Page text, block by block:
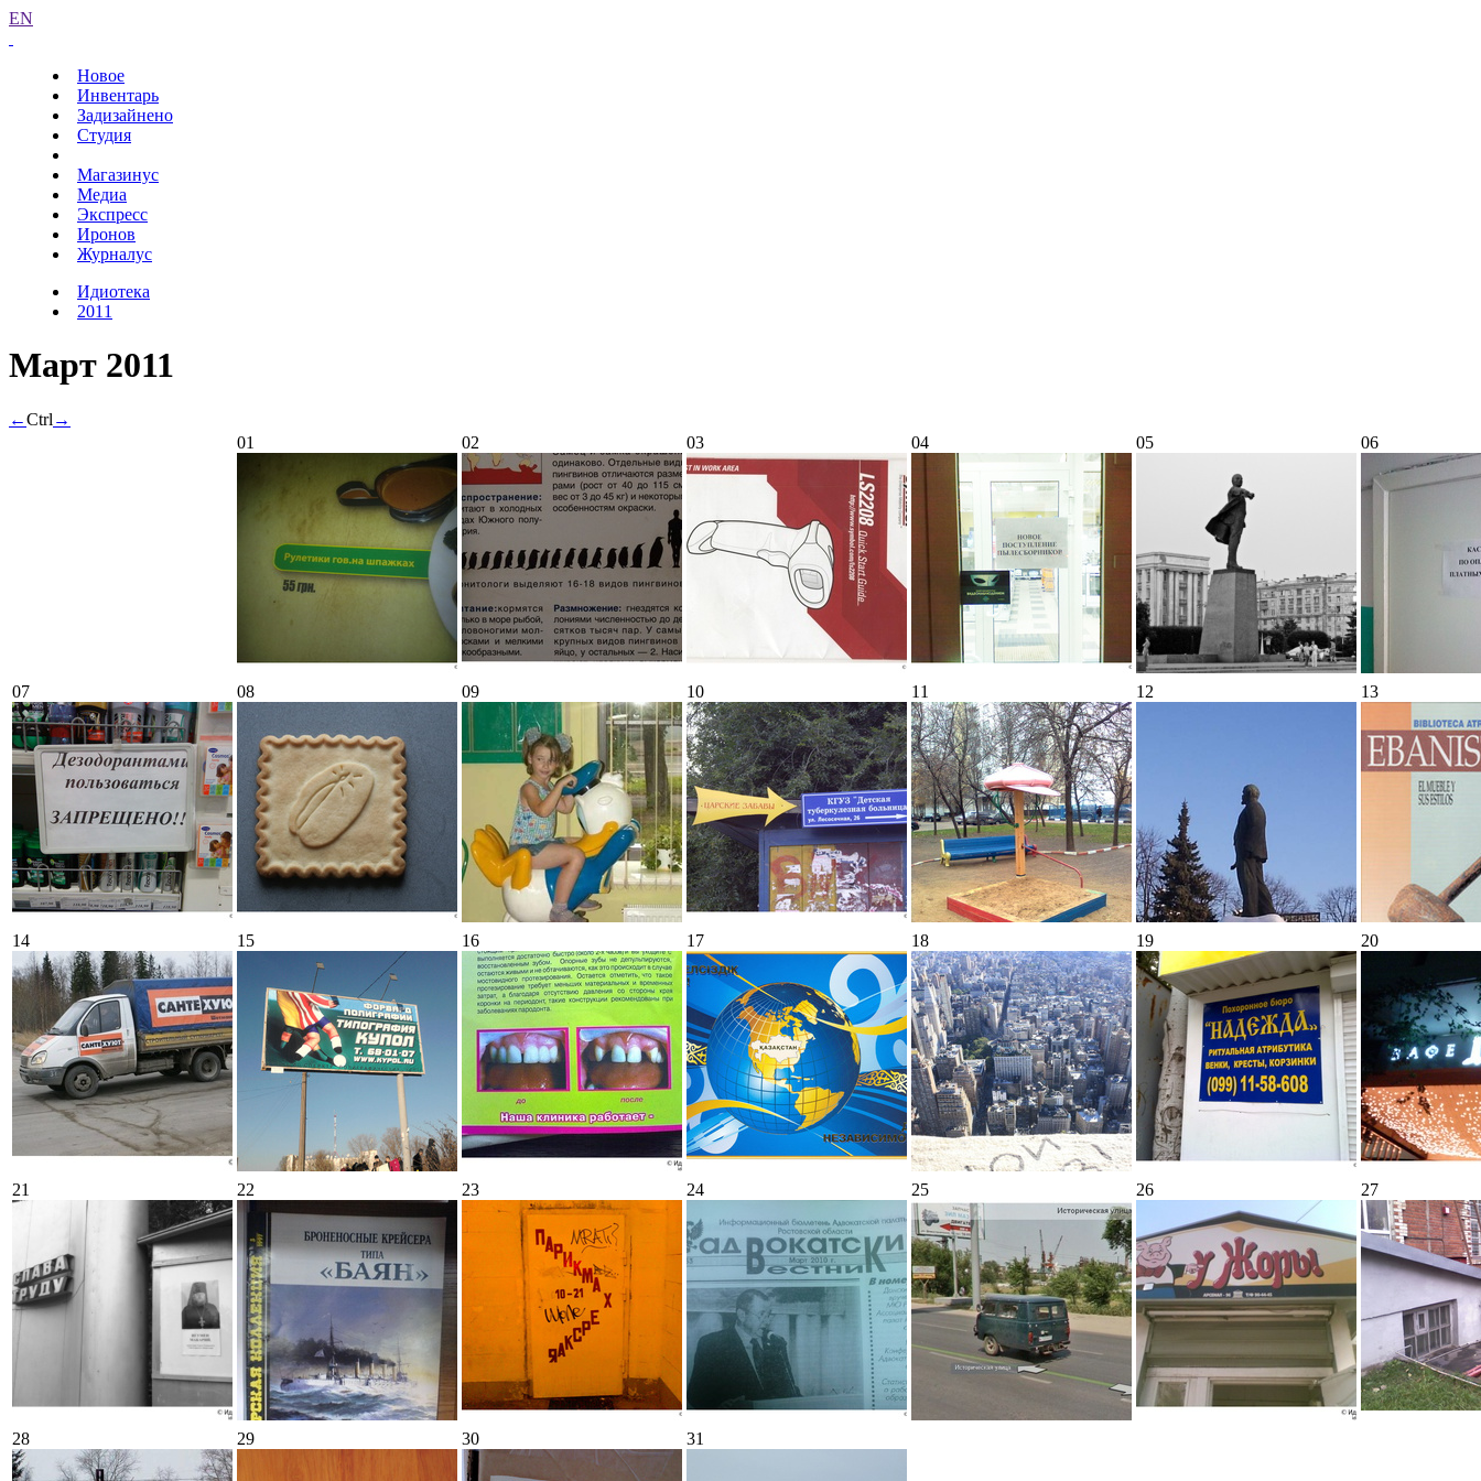
EN
Новое
Инвентарь
Задизайнено
Студия
Магазинус
Медиа
Экспресс
Иронов
Журналус
Идиотека
2011
Март 2011
←Ctrl →
01
02 03 04 05 06
07 08 09 10 11 12 13
14 15 16 17 18 19 20
21 22 23 24 25 26 27
28 29 30 31